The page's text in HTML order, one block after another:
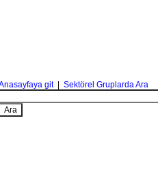
git| Sektörel Gruplarda Ara